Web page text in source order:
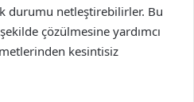
durumu netleştirebilirler. Bu
çözülmesine yardımcı
kesintisiz